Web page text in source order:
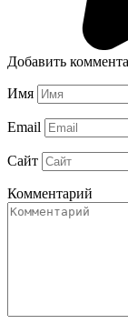
Добавить
Имя
Email
Сайт
Комментарий